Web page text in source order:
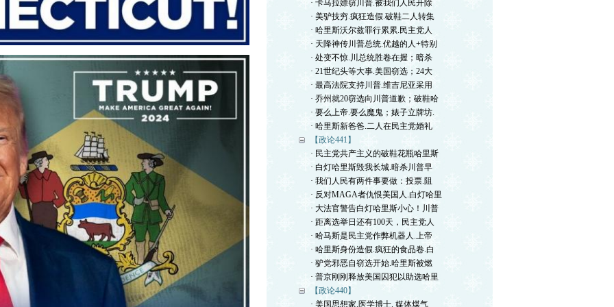
· 卡马拉嫖窃川普.被我们人民开除
· 美驴技穷.疯狂造假.破鞋二人转集
· 哈里斯沃尔兹罪行累累.民主党人
· 天降神传川普总统.优越的人+特别
· 处变不惊.川总统胜卷在握；暗杀
· 21世纪头等大事.美国窃选；24大
· 最高法院支持川普.维吉尼亚采用
· 乔州就20窃选向川普道歉；破鞋哈
· 要么上帝.要么魔鬼；婊子立牌坊.
· 哈里斯新爸爸.二人在民主党婚礼
【政论441】
· 民主党共产主义的破鞋花瓶哈里斯
· 白灯哈里斯毁我长城.暗杀川普早
· 我们人民有两件事要做：投票.阻
· 反对MAGA者仇恨美国人.白灯哈里
· 大法官警告白灯哈里斯小心！川普
· 距离选举日还有100天，民主党人
· 哈马斯是民主党作弊机器人.上帝
· 哈里斯身份造假.疯狂的食品卷.白
· 驴党邪恶自窃选开始.哈里斯被燃
· 普京刚刚释放美国囚犯以助选哈里
【政论440】
· 美国思想家.医学博士. 媒体煤气